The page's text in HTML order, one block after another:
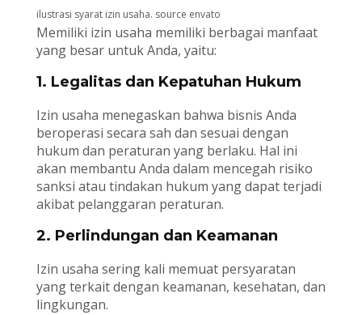
ilustrasi syarat izin usaha. source envato
Memiliki izin usaha memiliki berbagai manfaat
yang besar untuk Anda, yaitu:
1. Legalitas dan Kepatuhan Hukum
Izin usaha menegaskan bahwa bisnis Anda
beroperasi secara sah dan sesuai dengan
hukum dan peraturan yang berlaku. Hal ini
akan membantu Anda dalam mencegah risiko
sanksi atau tindakan hukum yang dapat terjadi
akibat pelanggaran peraturan.
2. Perlindungan dan Keamanan
Izin usaha sering kali memuat persyaratan
yang terkait dengan keamanan, kesehatan, dan
lingkungan.